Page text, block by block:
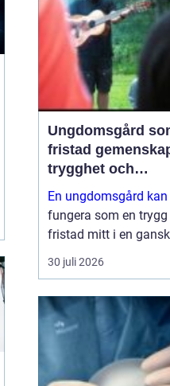
för att fylla en
organisation, utan för
säk...
Ungdomsgård
fristad gemenskap,
trygghet och
växande
En ungdomsgård kan
fungera som en trygg
fristad mitt i en
krävande vardag.
sociala medier, betyg
både kompisar och
vuxna skapar lätt en
känsla av press. Då
behövs plats...
30 juli 2026